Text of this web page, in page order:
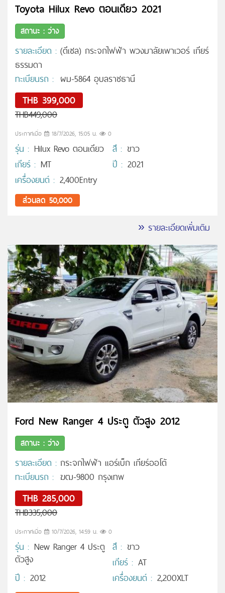
Toyota Hilux Revo ตอนเดียว 2021
สถานะ : ว่าง
รายละเอียด : (ดีเซล) กระจกไฟฟ้า พวงมาลัยเพาเวอร์ เกียร์
ธรรมดา
ทะเบียนรถ : ผม-5864 อุบลราชธานี
THB 399,000
THB449,000
ประกาศเมื่อ 18/7/2026, 15:05 น. 0
รุ่น : Hilux Revo ตอนเดียว สี : ขาว
เกียร์ : MT ปี : 2021
เครื่องยนต์ : 2,400Entry
ส่วนลด 50,000
» รายละเอียดเพิ่มเติม
Ford New Ranger 4 ประตู ตัวสูง 2012
สถานะ : ว่าง
รายละเอียด : กระจกไฟฟ้า แอร์เบ็ก เกียร์ออโต้
ทะเบียนรถ : ฆฒ-9800 กรุงเทพ
THB 285,000
THB335,000
ประกาศเมื่อ 10/7/2026, 14:59 น. 0
รุ่น : New Ranger 4 ประตู
ตัวสูง
สี : ขาว
เกียร์ : AT
ปี : 2012 เครื่องยนต์ : 2,200XLT